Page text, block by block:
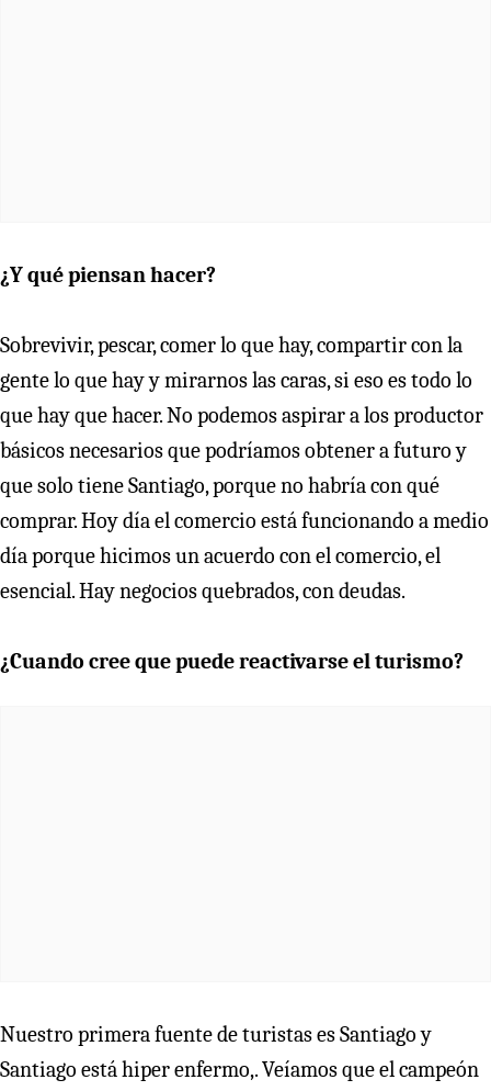
¿Y qué piensan hacer?
Sobrevivir, pescar, comer lo que hay, compartir con la
gente lo que hay y mirarnos las caras, si eso es todo lo
que hay que hacer. No podemos aspirar a los productor
básicos necesarios que podríamos obtener a futuro y
que solo tiene Santiago, porque no habría con qué
comprar. Hoy día el comercio está funcionando a medio
día porque hicimos un acuerdo con el comercio, el
esencial. Hay negocios quebrados, con deudas.
¿Cuando cree que puede reactivarse el turismo?
Nuestro primera fuente de turistas es Santiago y
Santiago está hiper enfermo,. Veíamos que el campeón